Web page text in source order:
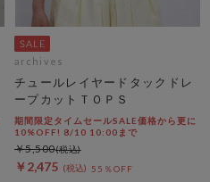
archives
チュールレイヤードタックドレ
ープカットＴＯＰＳ
期間限定タイムセールSALE価格から更に
10%OFF! 8/10 10:00まで
￥2,475 55％OFF
￥5,500